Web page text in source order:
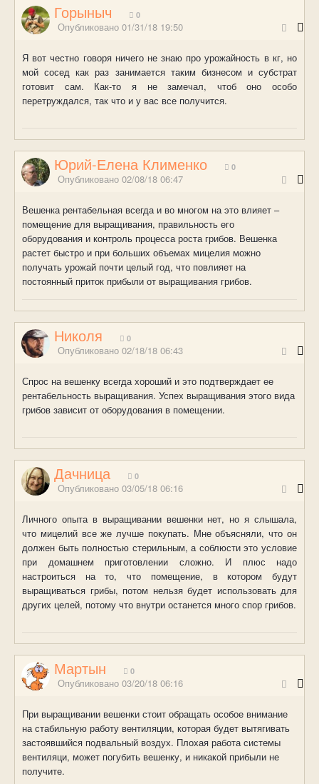
Горыныч 0
Опубликовано 01/31/18 19:50
Я вот честно говоря ничего не знаю про урожайность в кг, но
мой сосед как раз занимается таким бизнесом и субстрат
готовит сам. Как-то я не замечал, чтоб оно особо
перетруждался, так что и у вас все получится.
Юрий-Елена Клименко 0
Опубликовано 02/08/18 06:47
Вешенка рентабельная всегда и во многом на это влияет –
помещение для выращивания, правильность его
оборудования и контроль процесса роста грибов. Вешенка
растет быстро и при больших объемах мицелия можно
получать урожай почти целый год, что повлияет на
постоянный приток прибыли от выращивания грибов.
Николя 0
Опубликовано 02/18/18 06:43
Спрос на вешенку всегда хороший и это подтверждает ее
рентабельность выращивания. Успех выращивания этого вида
грибов зависит от оборудования в помещении.
Дачница 0
Опубликовано 03/05/18 06:16
Личного опыта в выращивании вешенки нет, но я слышала,
что мицелий все же лучше покупать. Мне объясняли, что он
должен быть полностью стерильным, а соблюсти это условие
при домашнем приготовлении сложно. И плюс надо
настроиться на то, что помещение, в котором будут
выращиваться грибы, потом нельзя будет использовать для
других целей, потому что внутри останется много спор грибов.
Мартын 0
Опубликовано 03/20/18 06:16
При выращивании вешенки стоит обращать особое внимание
на стабильную работу вентиляции, которая будет вытягивать
застоявшийся подвальный воздух. Плохая работа системы
вентиляци, может погубить вешенку, и никакой прибыли не
получите.